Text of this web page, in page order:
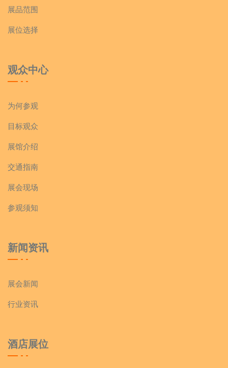
展品范围
展位选择
观众中心
为何参观
目标观众
展馆介绍
交通指南
展会现场
参观须知
新闻资讯
展会新闻
行业资讯
酒店展位